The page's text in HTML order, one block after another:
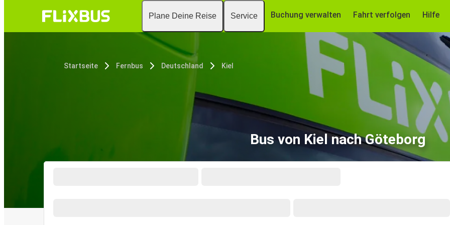
Plane Deine Reise Service Buchung verwalten Fahrt verfolgen Hilfe
Startseite Fernbus Deutschland Kiel
Bus von Kiel nach Göteborg